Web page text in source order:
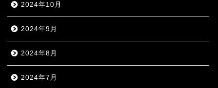
2024年10月
2024年9月
2024年8月
2024年7月